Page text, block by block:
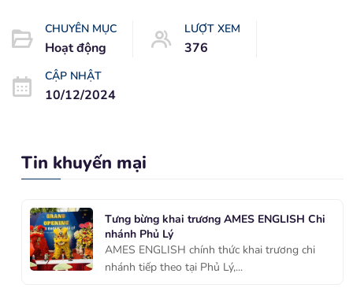
CHUYÊN MỤC
Hoạt động
LƯỢT XEM
376
CẬP NHẬT
10/12/2024
Tin khuyến mại
Tưng bừng khai trương AMES ENGLISH Chi
nhánh Phủ Lý
AMES ENGLISH chính thức khai trương chi
nhánh tiếp theo tại Phủ Lý,...